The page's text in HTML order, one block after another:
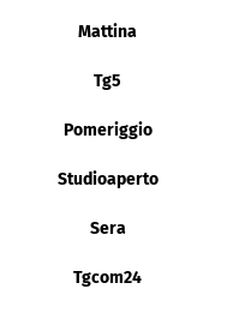
Mattina
Tg5
Pomeriggio
Studioaperto
Sera
Tgcom24